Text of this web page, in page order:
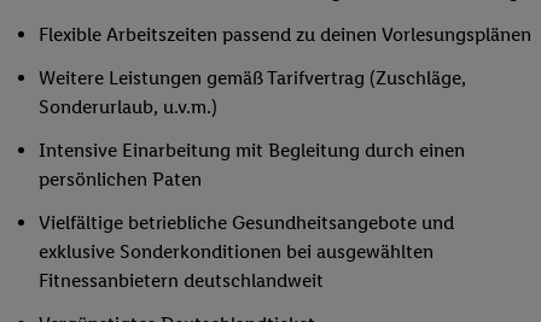
Flexible Arbeitszeiten passend zu deinen Vorlesungsplänen
Weitere Leistungen gemäß Tarifvertrag (Zuschläge,
Sonderurlaub, u.v.m.)
Intensive Einarbeitung mit Begleitung durch einen
persönlichen Paten
Vielfältige betriebliche Gesundheitsangebote und
exklusive Sonderkonditionen bei ausgewählten
Fitnessanbietern deutschlandweit